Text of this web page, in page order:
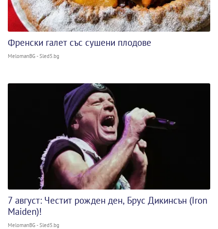
Френски галет със сушени плодове
MelomanBG - Sled5.bg
7 август: Честит рожден ден, Брус Дикинсън (Iron
Maiden)!
MelomanBG - Sled5.bg